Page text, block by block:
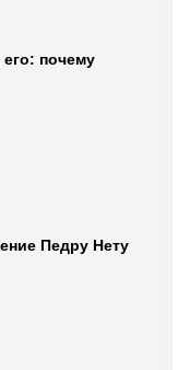
почему
Педру Нету